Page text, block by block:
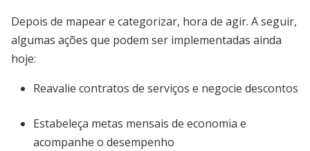
Depois de mapear e categorizar, hora de agir. A seguir,
algumas ações que podem ser implementadas ainda
hoje:
Reavalie contratos de serviços e negocie descontos
Estabeleça metas mensais de economia e
acompanhe o desempenho